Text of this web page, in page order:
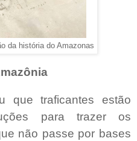
da história do Amazonas
que traficantes estão
para trazer os
não passe por bases